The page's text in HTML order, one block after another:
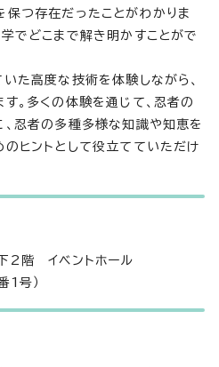
つ存在だったことがわかりま
でどこまで解き明かすことがで
た高度な技術を体験しながら、
。多くの体験を通じて、忍者の
忍者の多種多様な知識や知恵を
ヒントとして役立てていただけ
2階 イベントホール
1号）